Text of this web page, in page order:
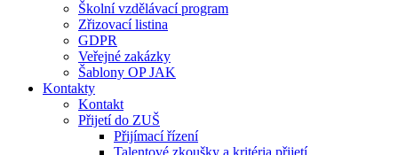
Školní vzdělávací program
Zřizovací listina
GDPR
Veřejné zakázky
Šablony OP JAK
Kontakty
Kontakt
Přijetí do ZUŠ
Přijímací řízení
Talentové zkoušky a kritéria přijetí